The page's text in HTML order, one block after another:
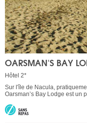
OARSMAN'S BAY
Hôtel 2*
Sur l'île de Nacula,
Oarsman’s Bay Lodge est un